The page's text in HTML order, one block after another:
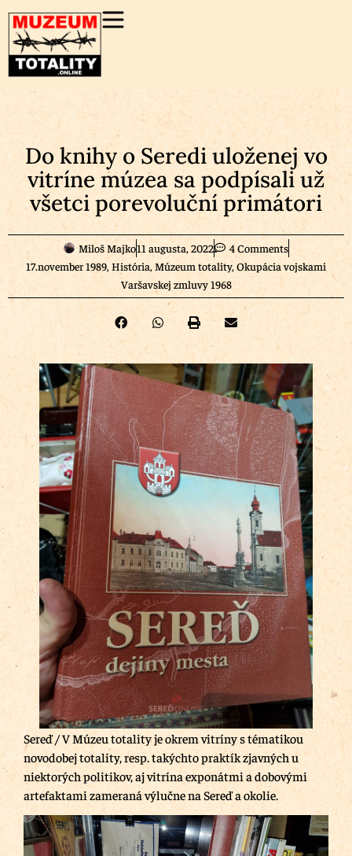
Do knihy o Seredi uloženej vo
vitríne múzea sa podpísali už
všetci porevoluční primátori
Miloš Majko11 augusta, 2022
4 Comments
17.november 1989, História, Múzeum totality, Okupácia vojskami
Varšavskej zmluvy 1968
Sereď / V Múzeu totality je okrem vitríny s tématikou
novodobej totality, resp. takýchto praktík zjavných u
niektorých politikov, aj vitrína exponátmi a dobovými
artefaktami zameraná výlučne na Sereď a okolie.